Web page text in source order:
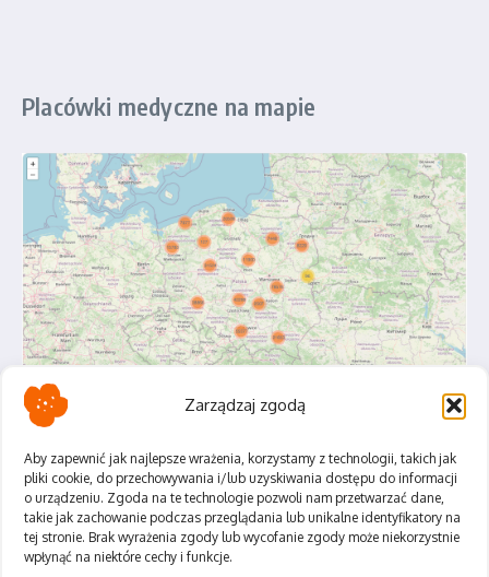
Zarządzaj zgodą
Aby zapewnić jak najlepsze wrażenia, korzystamy z technologii, takich jak
pliki cookie, do przechowywania i/lub uzyskiwania dostępu do informacji
o urządzeniu. Zgoda na te technologie pozwoli nam przetwarzać dane,
takie jak zachowanie podczas przeglądania lub unikalne identyfikatory na
tej stronie. Brak wyrażenia zgody lub wycofanie zgody może niekorzystnie
wpłynąć na niektóre cechy i funkcje.
Placówki medyczne na mapie
Polityka Prywatności
Regulamin